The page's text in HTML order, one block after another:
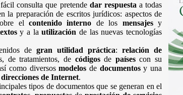
consulta que pretende dar respuesta a todas
la preparación de escritos jurídicos: aspectos de
elcontenido interno de los mensajesy
y a lautilización de las nuevas tecnologías
de gran utilidad práctica: relación de
de tratamientos, de códigosde paísescon su
como diversosmodelos de documentosy una
direcciones de Internet.
tipos de documentos que se generan en el